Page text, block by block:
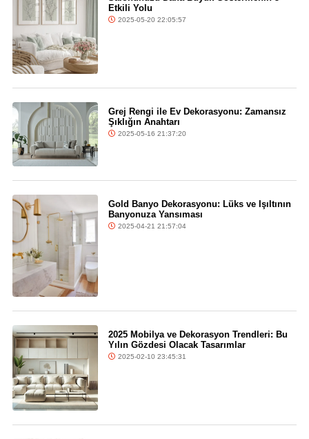
Etkili Yolu
2025-05-20 22:05:57
Grej Rengi ile Ev Dekorasyonu: Zamansız
Şıklığın Anahtarı
2025-05-16 21:37:20
Gold Banyo Dekorasyonu: Lüks ve Işıltının
Banyonuza Yansıması
2025-04-21 21:57:04
2025 Mobilya ve Dekorasyon Trendleri: Bu
Yılın Gözdesi Olacak Tasarımlar
2025-02-10 23:45:31